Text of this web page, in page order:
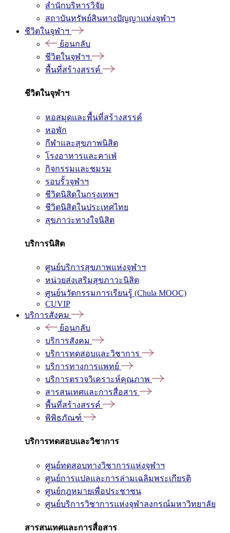
สำนักบริหารวิจัย
สถาบันทรัพย์สินทางปัญญาแห่งจุฬาฯ
ชีวิตในจุฬาฯ
ย้อนกลับ
ชีวิตในจุฬาฯ
พื้นที่สร้างสรรค์
ชีวิตในจุฬาฯ
หอสมุดและพื้นที่สร้างสรรค์
หอพัก
กีฬาและสุขภาพนิสิต
โรงอาหารและคาเฟ่
กิจกรรมและชมรม
รอบรั้วจุฬาฯ
ชีวิตนิสิตในกรุงเทพฯ
ชีวิตนิสิตในประเทศไทย
สุขภาวะทางใจนิสิต
บริการนิสิต
ศูนย์บริการสุขภาพแห่งจุฬาฯ
หน่วยส่งเสริมสุขภาวะนิสิต
ศูนย์นวัตกรรมการเรียนรู้ (Chula MOOC)
CUVIP
บริการสังคม
ย้อนกลับ
บริการสังคม
บริการทดสอบและวิชาการ
บริการทางการแพทย์
บริการตรวจวิเคราะห์คุณภาพ
สารสนเทศและการสื่อสาร
พื้นที่สร้างสรรค์
พิพิธภัณฑ์
บริการทดสอบและวิชาการ
ศูนย์ทดสอบทางวิชาการแห่งจุฬาฯ
ศูนย์การแปลและการล่ามเฉลิมพระเกียรติ
ศูนย์กฎหมายเพื่อประชาชน
ศูนย์บริการวิชาการแห่งจุฬาลงกรณ์มหาวิทยาลัย
สารสนเทศและการสื่อสาร